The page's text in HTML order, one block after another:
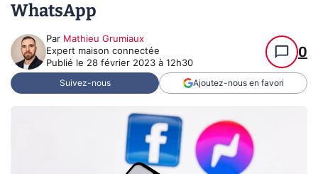
WhatsApp
Par Mathieu Grumiaux
Expert maison connectée
Publié le 28 février 2023 à 12h30
0
Suivez-nous Ajoutez-nous en favori